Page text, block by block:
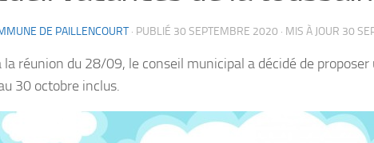
DE PAILLENCOURT · PUBLIÉ 30 SEPTEMBRE 2020 · MIS À JOUR 30
la réunion du 28/09, le conseil municipal a décidé de
30 octobre inclus.